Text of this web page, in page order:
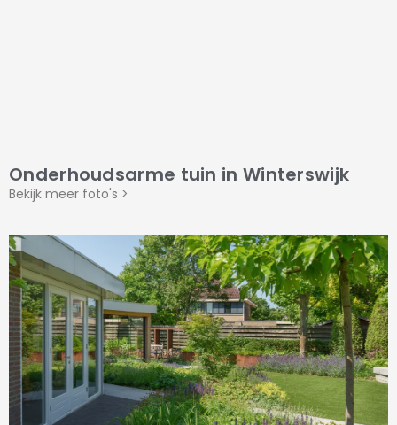
Onderhoudsarme tuin in Winterswijk
Bekijk meer foto's >